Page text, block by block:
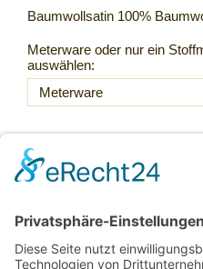
Baumwollsatin 100%
Meterware oder nur ein
auswählen:
63,00 €
Inkl. 20 % USt. zzgl. Versand
Sofort ab Lager